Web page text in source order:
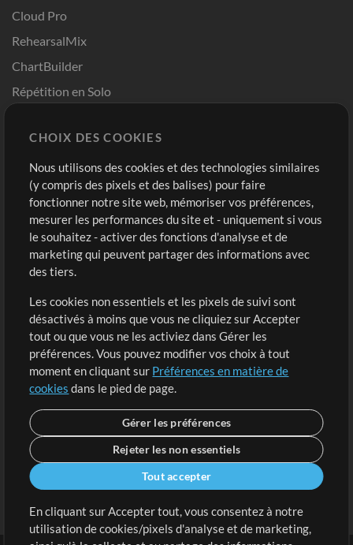
Cloud Pro
RehearsalMix
ChartBuilder
Répétition en Solo
Modèles ProPresenter
Sons
Boutique
Acheter des crédits
Contenu gratuit
Demander les pistes
Extras
Sessions
Soumettre votre contenu
Listes de lecture
Conférence MT
Compte
Connexion
S'inscrire
CHOIX DES COOKIES
Nous utilisons des cookies et des technologies similaires
(y compris des pixels et des balises) pour faire
fonctionner notre site web, mémoriser vos préférences,
mesurer les performances du site et - uniquement si vous
le souhaitez - activer des fonctions d'analyse et de
marketing qui peuvent partager des informations avec
des tiers.
Les cookies non essentiels et les pixels de suivi sont
désactivés à moins que vous ne cliquiez sur Accepter
tout ou que vous ne les activiez dans Gérer les
préférences. Vous pouvez modifier vos choix à tout
moment en cliquant sur Préférences en matière de
cookies dans le pied de page.
Gérer les préférences
Rejeter les non essentiels
Tout accepter
En cliquant sur Accepter tout, vous consentez à notre
utilisation de cookies/pixels d'analyse et de marketing,